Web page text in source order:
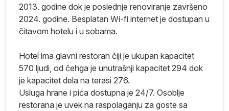
2013. godine dok je poslednje renoviranje završeno
2024. godine. Besplatan Wi-fi internet je dostupan u
čitavom hotelu i u sobama.
Hotel ima glavni restoran čiji je ukupan kapacitet
570 ljudi, od čehga je unutrašnji kapacitet 294 dok
je kapacitet dela na terasi 276.
Usluga hrane i pića dostupna je 24/7. Osoblje
restorana je uvek na raspolaganju za goste sa